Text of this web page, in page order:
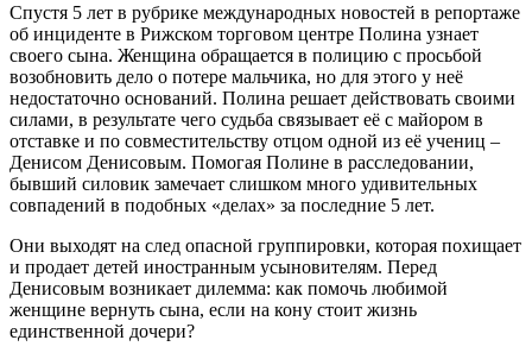
Спустя 5 лет в рубрике международных новостей в репортаже
об инциденте в Рижском торговом центре Полина узнает
своего сына. Женщина обращается в полицию с просьбой
возобновить дело о потере мальчика, но для этого у неё
недостаточно оснований. Полина решает действовать своими
силами, в результате чего судьба связывает её с майором в
отставке и по совместительству отцом одной из её учениц –
Денисом Денисовым. Помогая Полине в расследовании,
бывший силовик замечает слишком много удивительных
совпадений в подобных «делах» за последние 5 лет.
Они выходят на след опасной группировки, которая похищает
и продает детей иностранным усыновителям. Перед
Денисовым возникает дилемма: как помочь любимой
женщине вернуть сына, если на кону стоит жизнь
единственной дочери?